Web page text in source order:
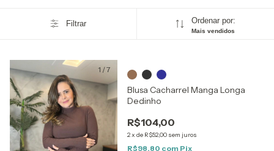
Filtrar Ordenar por:
Mais vendidos
1 /7
Blusa Cacharrel Manga Longa
Dedinho
R$104,00
2x de R$52,00 sem juros
R$98,80 com Pix